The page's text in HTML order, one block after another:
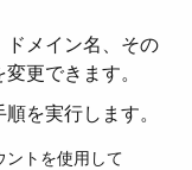
メイン名、その
更できます。
を実行します。
ントを使用して